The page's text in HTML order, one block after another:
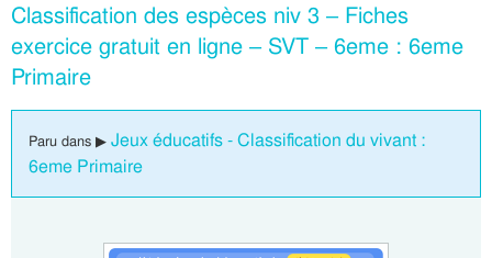
Classification des espèces niv 3 – Fiches
exercice gratuit en ligne – SVT – 6eme : 6eme
Primaire
Paru dans ▶ Jeux éducatifs - Classification du vivant :
6eme Primaire